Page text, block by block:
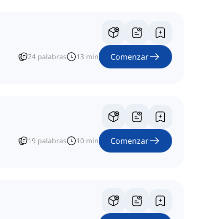
24 palabras 13 min Comenzar
19 palabras 10 min Comenzar